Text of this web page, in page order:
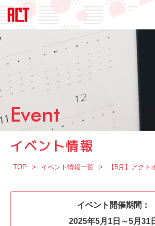
Event
イベント情報
TOP イベント情報一覧 【5月】アク
イベント開催期間：
2025年5月1日～5月31